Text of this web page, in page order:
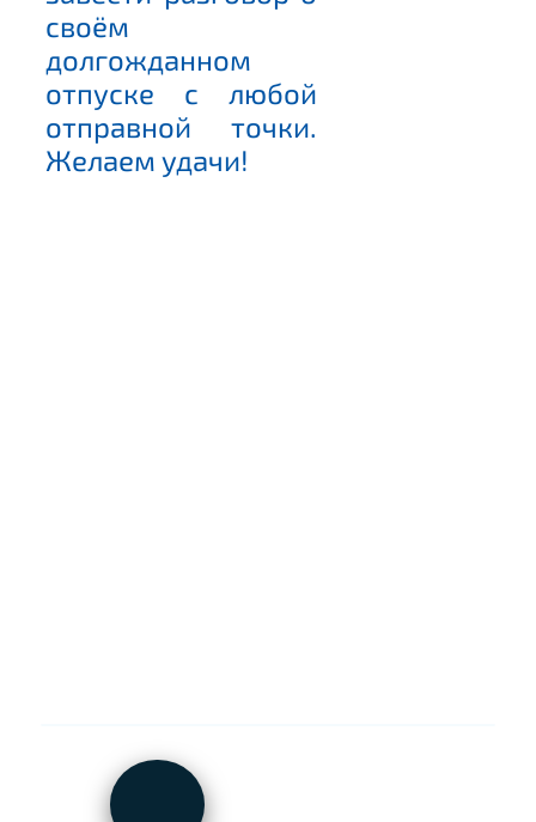
своём
долгожданном
отпуске с любой
отправной точки.
Желаем удачи!